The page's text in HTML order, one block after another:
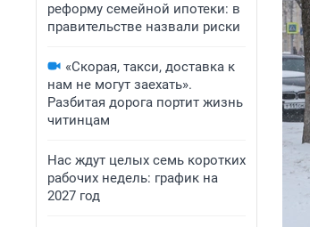
реформу семейной ипотеки: в
правительстве назвали риски
«Скорая, такси, доставка к
нам не могут заехать».
Разбитая дорога портит жизнь
читинцам
Нас ждут целых семь коротких
рабочих недель: график на
2027 год